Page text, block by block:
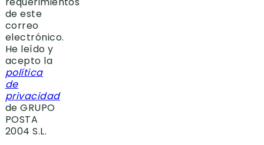
de este
correo
electrónico.
He leído y
acepto la
política
de
privacidad
de GRUPO
POSTA
2004 S.L.